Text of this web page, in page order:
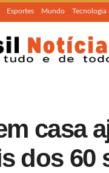
Esportes Mundo Tecnologia
casa
dos 60